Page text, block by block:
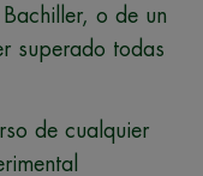
o de un
superado todas
de cualquier